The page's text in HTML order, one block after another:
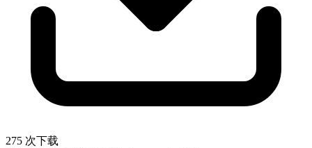
275 次下载